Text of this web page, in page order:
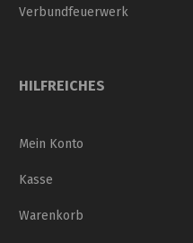
Verbundfeuerwerk
HILFREICHES
Mein Konto
Kasse
Warenkorb